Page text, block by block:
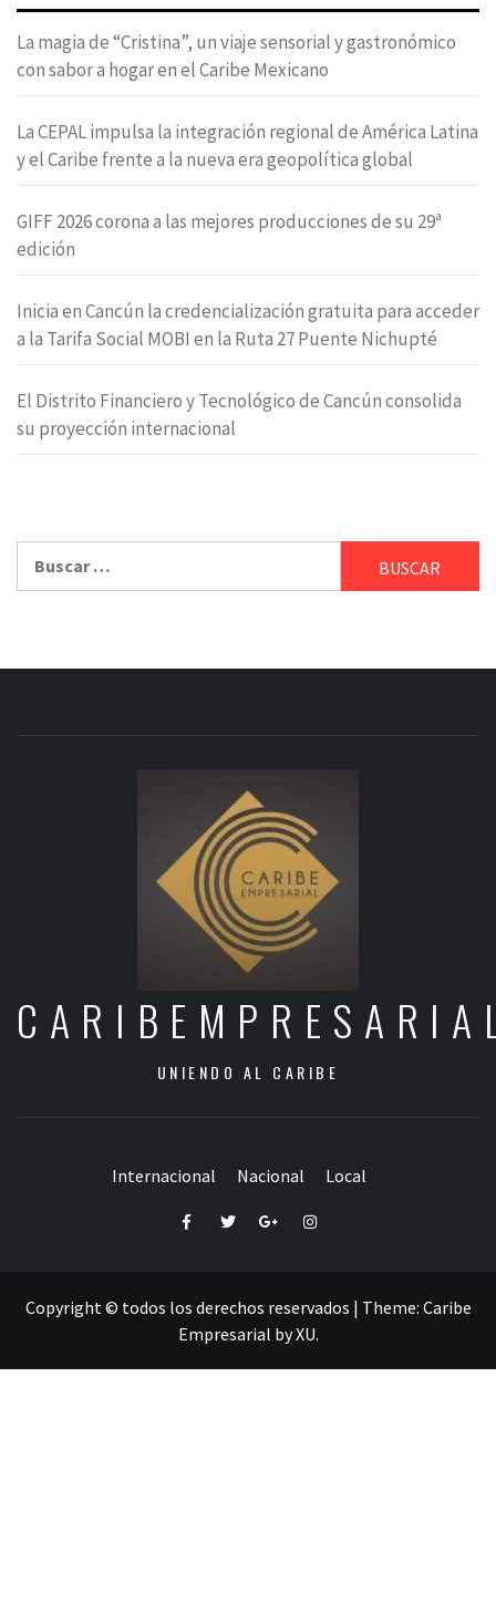
La magia de “Cristina”, un viaje sensorial y gastronómico
con sabor a hogar en el Caribe Mexicano
La CEPAL impulsa la integración regional de América Latina
y el Caribe frente a la nueva era geopolítica global
GIFF 2026 corona a las mejores producciones de su 29ª
edición
Inicia en Cancún la credencialización gratuita para acceder
a la Tarifa Social MOBI en la Ruta 27 Puente Nichupté
El Distrito Financiero y Tecnológico de Cancún consolida
su proyección internacional
UNIENDO AL CARIBE
Internacional Nacional Local
FacebookTwitterGoogle+Instagram
Copyright © todos los derechos reservados | Theme: Caribe
Empresarial byXU.